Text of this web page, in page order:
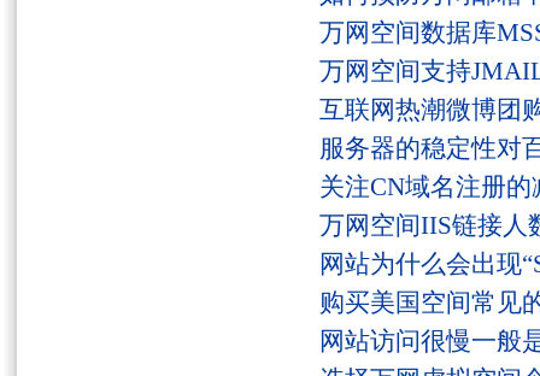
万网空间数据库
万网空间支持
互联网热潮微博团
服务器的稳定性对
关注CN域名注册
万网空间IIS链接人
网站为什么会出现
购买美国空间常见
网站访问很慢一般